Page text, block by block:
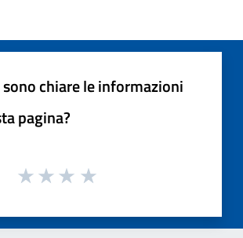
chiare le informazioni
pagina?